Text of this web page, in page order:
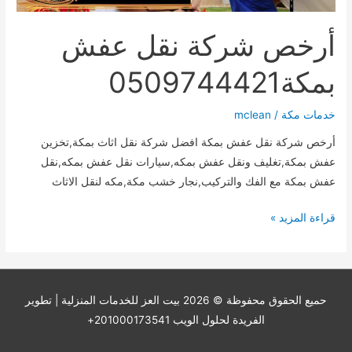
أرخص شركة نقل عفش
بمكة0509744421
خدمات مكة /
mclean
أرخص شركة نقل عفش بمكة افضل شركة نقل اثاث بمكة,تخزين
عفش بمكة,تغليف ونقل عفش بمكه,سيارات نقل عفش بمكه,نقل
عفش بمكة مع الفك والتركيب,نجار خشب مكة,مكه لنقل الاثاث
أرخص
قراءة المزيد »
حميع الحقوق محفوظة © 2026 بيت العز للخدمات المنزلية | تطوير
الفريدة لحلول الويب 201000173541+